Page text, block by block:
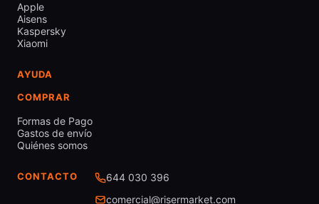
Apple
Aisens
Kaspersky
Xiaomi
AYUDA
COMPRAR
Formas de Pago
Gastos de envío
Quiénes somos
CONTACTO
644 030 396
comercial@risermarket.com